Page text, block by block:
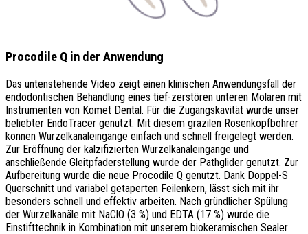
Procodile Q in der Anwendung
Das untenstehende Video zeigt einen klinischen Anwendungsfall der
endodontischen Behandlung eines tief-zerstören unteren Molaren mit
Instrumenten von Komet Dental. Für die Zugangskavität wurde unser
beliebter EndoTracer genutzt. Mit diesem grazilen Rosenkopfbohrer
können Wurzelkanaleingänge einfach und schnell freigelegt werden.
Zur Eröffnung der kalzifizierten Wurzelkanaleingänge und
anschließende Gleitpfaderstellung wurde der Pathglider genutzt. Zur
Aufbereitung wurde die neue Procodile Q genutzt. Dank Doppel-S
Querschnitt und variabel getaperten Feilenkern, lässt sich mit ihr
besonders schnell und effektiv arbeiten. Nach gründlicher Spülung
der Wurzelkanäle mit NaClO (3 %) und EDTA (17 %) wurde die
Einstifttechnik in Kombination mit unserem biokeramischen Sealer